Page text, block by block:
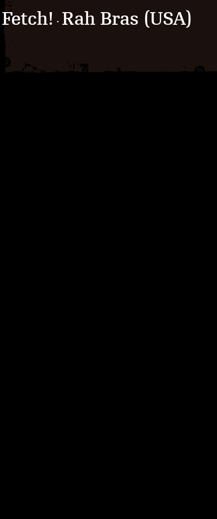
Fetch! · Rah Bras (USA)